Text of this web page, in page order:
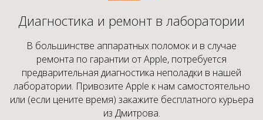
Диагностика и ремонт в лаборатории
В большинстве аппаратных поломок и в случае
ремонта по гарантии от Apple, потребуется
предварительная диагностика неполадки в нашей
лаборатории. Привозите Apple к нам самостоятельно
или (если цените время) закажите бесплатного курьера
из Дмитрова.